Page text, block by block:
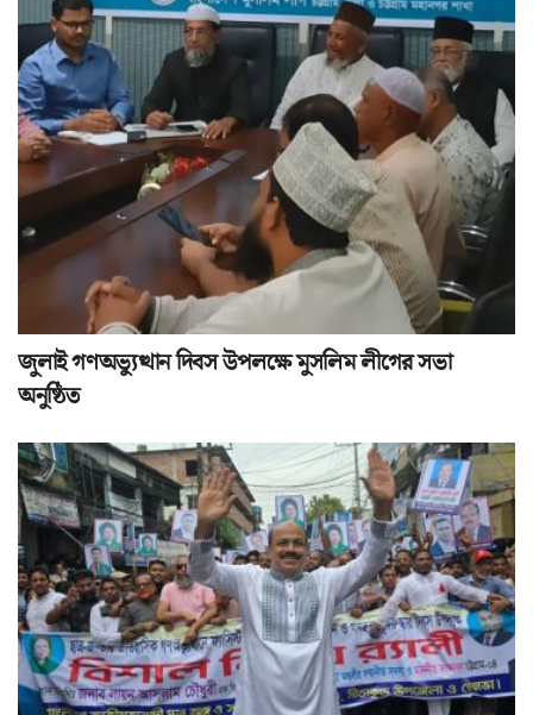
জুলাই গণঅভ্যুত্থান দিবস উপলক্ষে মুসলিম লীগের সভা
অনুষ্ঠিত